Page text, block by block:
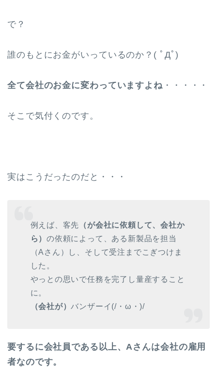
で？
誰のもとにお金がいっているのか？( ﾟДﾟ)
全て会社のお金に変わっていますよね・・・・・
そこで気付くのです。
実はこうだったのだと・・・
例えば、客先 （が会社に依頼して、会社か
ら）の依頼によって、ある新製品を担当
（Aさん）し、そして受注までこぎつけま
した。
やっとの思いで任務を完了し量産すること
に。
（会社が）バンザーイ(/・ω・)/
要するに会社員である以上、Aさんは会社の雇用
者なのです。